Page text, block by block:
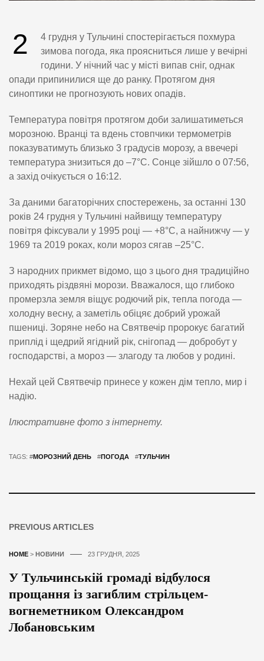
2
4 грудня у Тульчині спостерігається похмура
зимова погода, яка проясниться лише у вечірні
години. У нічний час у місті випав сніг, однак
опади припинилися ще до ранку. Протягом дня
синоптики не прогнозують нових опадів.
Температура повітря протягом доби залишатиметься
морозною. Вранці та вдень стовпчики термометрів
показуватимуть близько 3 градусів морозу, а ввечері
температура знизиться до –7°C. Сонце зійшло о 07:56,
а захід очікується о 16:12.
За даними багаторічних спостережень, за останні 130
років 24 грудня у Тульчині найвищу температуру
повітря фіксували у 1995 році — +8°C, а найнижчу — у
1969 та 2019 роках, коли мороз сягав –25°C.
З народних прикмет відомо, що з цього дня традиційно
приходять різдвяні морози. Вважалося, що глибоко
промерзла земля віщує родючий рік, тепла погода —
холодну весну, а заметіль обіцяє добрий урожай
пшениці. Зоряне небо на Святвечір пророкує багатий
приплід і щедрий ягідний рік, снігопад — добробут у
господарстві, а мороз — злагоду та любов у родині.
Нехай цей Святвечір принесе у кожен дім тепло, мир і
надію.
Ілюстративне фото з інтернету.
TAGS: #МОРОЗНИЙ ДЕНЬ #ПОГОДА #ТУЛЬЧИН
PREVIOUS ARTICLES
HOME > НОВИНИ 23 ГРУДНЯ, 2025
У Тульчинській громаді відбулося
прощання із загиблим стрільцем-
вогнеметником Олександром
Лобановським